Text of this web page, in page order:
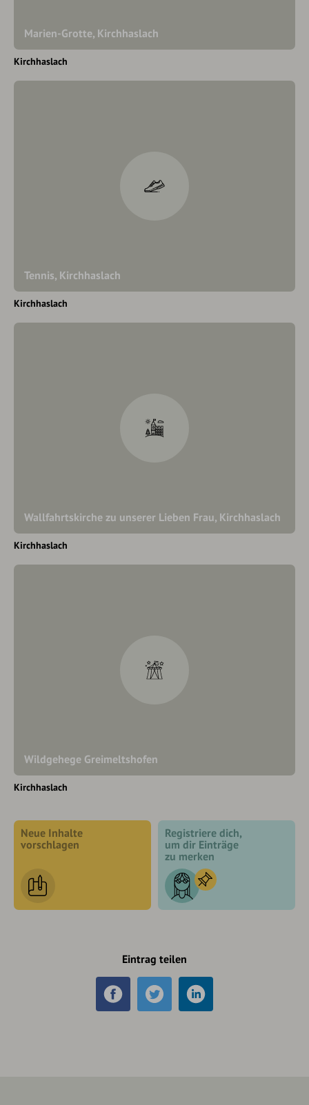
Marien-Grotte, Kirchhaslach
Kirchhaslach
Tennis, Kirchhaslach
Kirchhaslach
Wallfahrtskirche zu unserer Lieben Frau, Kirchhaslach
Kirchhaslach
Wildgehege Greimeltshofen
Kirchhaslach
Neue Inhalte
vorschlagen
Registriere dich,
um dir Einträge
zu merken
Eintrag teilen